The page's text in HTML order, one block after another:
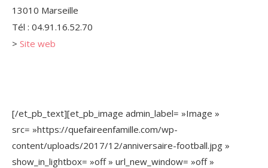
13010 Marseille
Tél : 04.91.16.52.70
> Site web
[/et_pb_text][et_pb_image admin_label= »Image »
src= »https://quefaireenfamille.com/wp-
content/uploads/2017/12/anniversaire-football.jpg »
show_in_lightbox= »off » url_new_window= »off »